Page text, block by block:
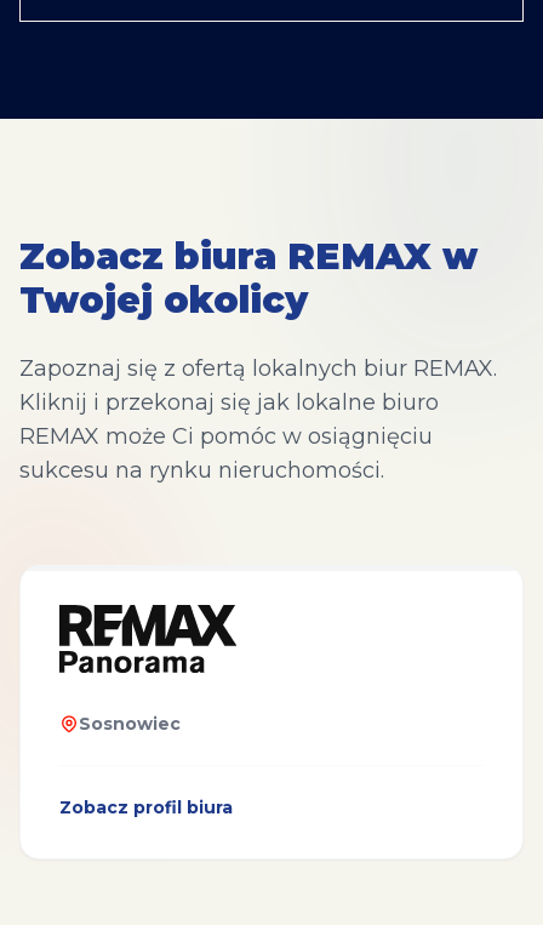
Zobacz biura REMAX w
Twojej okolicy
Zapoznaj się z ofertą lokalnych biur REMAX.
Kliknij i przekonaj się jak lokalne biuro
REMAX może Ci pomóc w osiągnięciu
sukcesu na rynku nieruchomości.
Sosnowiec
Zobacz profil biura